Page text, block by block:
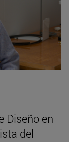
Diseño en
del